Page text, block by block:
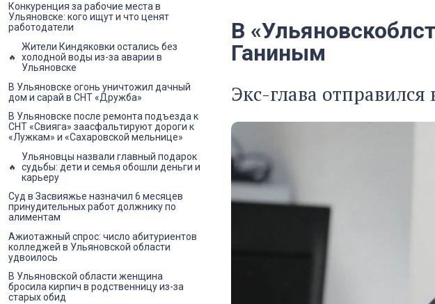
В
Ганиным
Экс-глава отправился
Конкуренция за рабочие места в
Ульяновске: кого ищут и что ценят
работодатели
Жители Киндяковки остались без
холодной воды из-за аварии в
Ульяновске
В Ульяновске огонь уничтожил дачный
дом и сарай в СНТ «Дружба»
В Ульяновске после ремонта подъезда к
СНТ «Свияга» заасфальтируют дороги к
«Лужкам» и «Сахаровской мельнице»
Ульяновцы назвали главный подарок
судьбы: дети и семья обошли деньги и
карьеру
Суд в Засвияжье назначил 6 месяцев
принудительных работ должнику по
алиментам
Ажиотажный спрос: число абитуриентов
колледжей в Ульяновской области
удвоилось
В Ульяновской области женщина
бросила кирпич в родственницу из-за
старых обид